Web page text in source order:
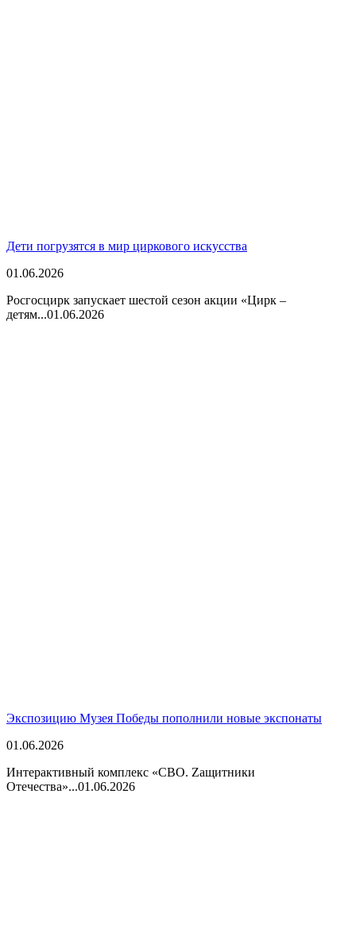
Дети погрузятся в мир циркового искусства
01.06.2026
Росгосцирк запускает шестой сезон акции «Цирк –
детям...01.06.2026
Экспозицию Музея Победы пополнили новые экспонаты
01.06.2026
Интерактивный комплекс «СВО. Zащитники
Отечества»...01.06.2026